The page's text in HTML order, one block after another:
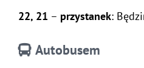
22, 21 – przystanek:
Autobusem